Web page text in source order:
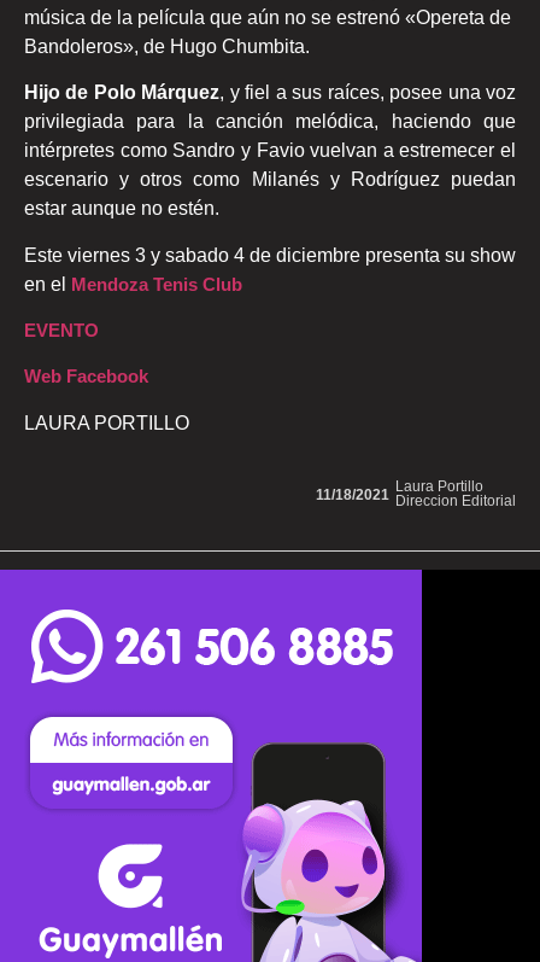
música de la película que aún no se estrenó «Opereta de
Bandoleros», de Hugo Chumbita.
Hijo de Polo Márquez, y fiel a sus raíces, posee una voz
privilegiada para la canción melódica, haciendo que
intérpretes como Sandro y Favio vuelvan a estremecer el
escenario y otros como Milanés y Rodríguez puedan
estar aunque no estén.
Este viernes 3 y sabado 4 de diciembre presenta su show
en el Mendoza Tenis Club
EVENTO
Web Facebook
LAURA PORTILLO
Laura Portillo
Direccion Editorial
11/18/2021